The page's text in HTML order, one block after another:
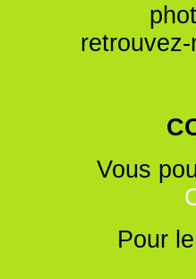
Vous
Pour